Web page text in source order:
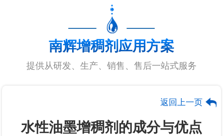
南辉增稠剂应用方案
提供从研发、生产、销售、售后一站式服务
返回上一页
水性油墨增稠剂的成分与优点